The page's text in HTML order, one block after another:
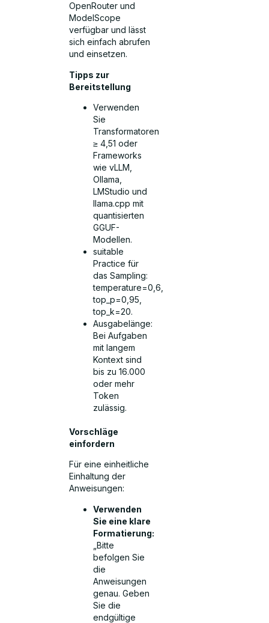
OpenRouter und
ModelScope
verfügbar und lässt
sich einfach abrufen
und einsetzen.
Tipps zur
Bereitstellung
Verwenden
Sie
Transformatoren
≥ 4,51 oder
Frameworks
wie vLLM,
Ollama,
LMStudio und
llama.cpp mit
quantisierten
GGUF-
Modellen.
suitable
Practice für
das Sampling:
temperature=0,6,
top_p=0,95,
top_k=20.
Ausgabelänge:
Bei Aufgaben
mit langem
Kontext sind
bis zu 16.000
oder mehr
Token
zulässig.
Vorschläge
einfordern
Für eine einheitliche
Einhaltung der
Anweisungen:
Verwenden
Sie eine klare
Formatierung:
„Bitte
befolgen Sie
die
Anweisungen
genau. Geben
Sie die
endgültige